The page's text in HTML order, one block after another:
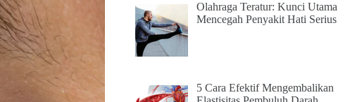
Olahraga Teratur: Kunci Utama
Mencegah Penyakit Hati Serius
5 Cara Efektif Mengembalikan